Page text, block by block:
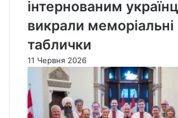
інтернованим
викрали меморіальні
таблички
11 Червня 2026